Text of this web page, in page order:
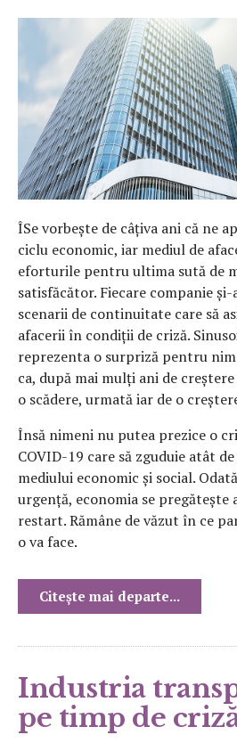
ÎSe vorbește de câțiva ani că ne
ciclu economic, iar mediul de
eforturile pentru ultima sută de
satisfăcător. Fiecare companie
scenarii de continuitate care să
afacerii în condiții de criză.
reprezenta o surpriză pentru
ca, după mai mulți ani de
o scădere, urmată iar de o
Însă nimeni nu putea prezice o
COVID-19 care să zguduie atât
mediului economic și social.
urgență, economia se pregătește
restart. Rămâne de văzut în ce
o va face.
Citește mai departe...
Industria
pe timp de